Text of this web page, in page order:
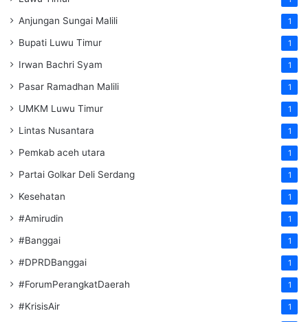
Anjungan Sungai Malili 1
Bupati Luwu Timur 1
Irwan Bachri Syam 1
Pasar Ramadhan Malili 1
UMKM Luwu Timur 1
Lintas Nusantara 1
Pemkab aceh utara 1
Partai Golkar Deli Serdang 1
Kesehatan 1
#Amirudin 1
#Banggai 1
#DPRDBanggai 1
#ForumPerangkatDaerah 1
#KrisisAir 1